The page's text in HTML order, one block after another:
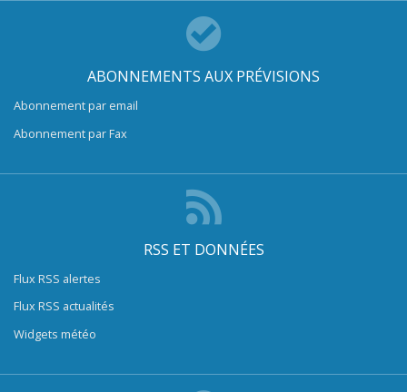
ABONNEMENTS AUX PRÉVISIONS
Abonnement par email
Abonnement par Fax
RSS ET DONNÉES
Flux RSS alertes
Flux RSS actualités
Widgets météo